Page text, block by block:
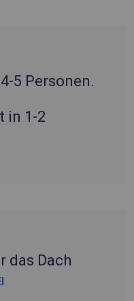
5 Personen.
in 1-2
das Dach